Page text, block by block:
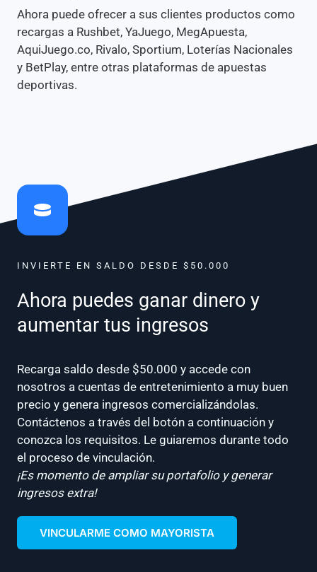
Ahora puede ofrecer a sus clientes productos como
recargas a Rushbet, YaJuego, MegApuesta,
AquiJuego.co, Rivalo, Sportium, Loterías Nacionales
y BetPlay, entre otras plataformas de apuestas
deportivas.
INVIERTE EN SALDO DESDE $50.000
Ahora puedes ganar dinero y
aumentar tus ingresos
Recarga saldo desde $50.000 y accede con
nosotros a cuentas de entretenimiento a muy buen
precio y genera ingresos comercializándolas.
Contáctenos a través del botón a continuación y
conozca los requisitos. Le guiaremos durante todo
el proceso de vinculación.
¡Es momento de ampliar su portafolio y generar
ingresos extra!
VINCULARME COMO MAYORISTA